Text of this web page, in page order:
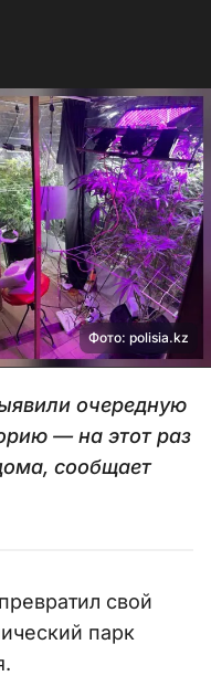
Фото: polisia.kz
очередную
— на этот раз
сообщает
свой
парк